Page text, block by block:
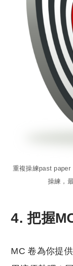
重複操練past paper
操練，
4. 把握
MC 卷為你提